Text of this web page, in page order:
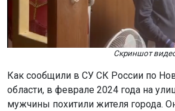
Скриншот
Как сообщили в СУ СК России по
области, в феврале 2024 года на
мужчины похитили жителя города.